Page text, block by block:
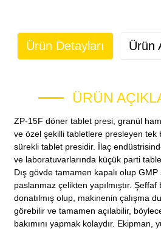
Ürün Detayları Ürün
ÜRÜN
ZP-15F döner tablet presi, granül
ve özel şekilli tabletlere presleyen tek
sürekli tablet presidir. İlaç
ve laboratuvarlarında küçük parti
Dış gövde tamamen kapalı olup
paslanmaz çelikten yapılmıştır.
donatılmış olup, makinenin çalışma
görebilir ve tamamen açılabilir,
bakımını yapmak kolaydır. Ekipman,